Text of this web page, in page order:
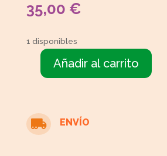
35,00 €
1 disponibles
Cómoda
cantidad
Añadir al carrito
 ENVÍO